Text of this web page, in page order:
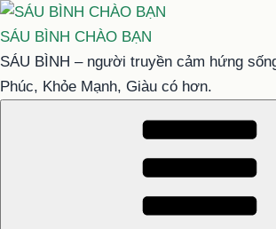
Chuyển
đến
phần
nội
SÁU BÌNH CHÀO BẠN
SÁU BÌNH – người truyền cảm hứng
Phúc, Khỏe Mạnh, Giàu có hơn.